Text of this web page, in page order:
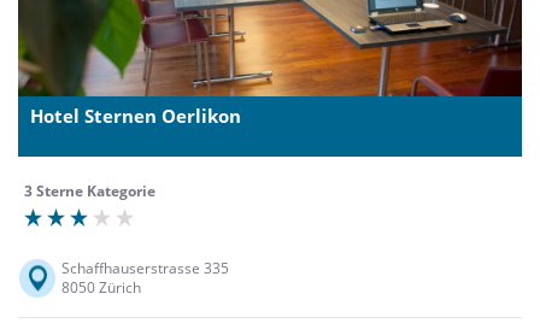
Hotel Sternen Oerlikon
3 Sterne Kategorie
Schaffhauserstrasse 335
8050 Zürich